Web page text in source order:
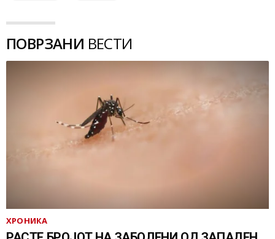
ПОВРЗАНИ ВЕСТИ
ХРОНИКА